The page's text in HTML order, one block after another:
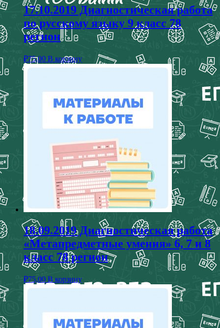
17.10.2019 Диагностическая работа
по русскому языку 9 класс 78
регион
₽75,00 В корзину
18.09.2019 Диагностическая работа
«Метапредметные умения» 6, 7 и 8
класс 78 регион
₽75,00 В корзину